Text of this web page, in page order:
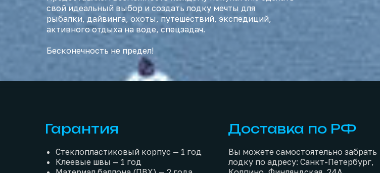
свой идеальный выбор и создать лодку мечты для
рыбалки, дайвинга, охоты, путешествий, экспедиций,
активного отдыха на воде, спецзадач.
Бесконечность не предел!
Гарантия
Стеклопластиковый корпус — 1 год
Клеевые швы — 1 год
Доставка по РФ
Вы можете самостоятельно забрать
лодку по адресу: Санкт-Петербург,